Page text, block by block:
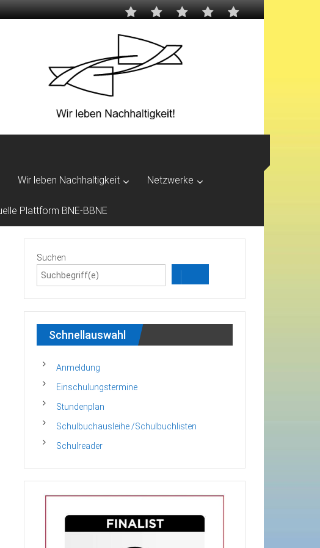
Wir leben Nachhaltigkeit Netzwerke
Plattform BNE-BBNE
Suchen
Schnellauswahl
Anmeldung
Einschulungstermine
Stundenplan
Schulbuchausleihe /Schulbuchlisten
Schulreader